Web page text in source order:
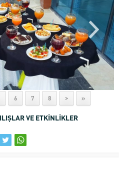
6 7 8 > »
VE ETKİNLİKLER